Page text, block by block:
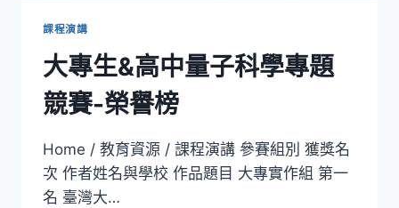
課程演講
大專生&高中量子科學專題
競賽-榮譽榜
Home / 教育資源 / 課程演講 參賽組別 獲獎名
次 作者姓名與學校 作品題目 大專實作組 第一
名 臺灣大…